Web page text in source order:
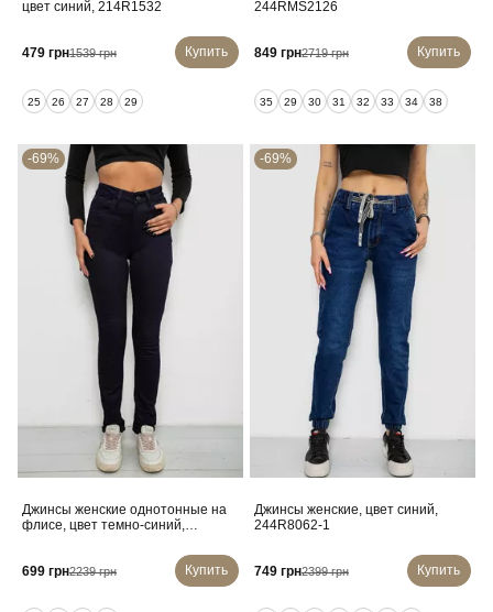
цвет синий, 214R1532
479 грн1539 грн Купить
25 26 27 28 29
244RMS2126
849 грн2719 грн Купить
35 29 30 31 32 33 34 38
-69%
Джинсы женские однотонные на
флисе, цвет темно-синий,
699 грн2239 грн Купить
-69%
Джинсы женские, цвет синий,
244R8062-1
749 грн2399 грн Купить